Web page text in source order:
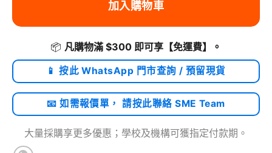
加入購物車
📦 凡購物滿 $300 即可享 【免運費】 。
📱 按此 WhatsApp 門市查詢 / 預留現貨
📧 如需報價單， 請按此聯絡 SME Team
大量採購享更多優惠；學校及機構可獲指定付款期。